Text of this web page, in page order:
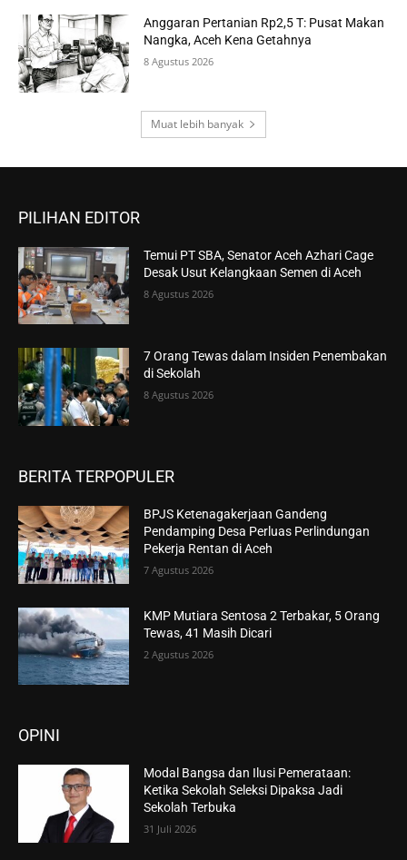
Anggaran Pertanian Rp2,5 T: Pusat Makan
Nangka, Aceh Kena Getahnya
8 Agustus 2026
Muat lebih banyak
PILIHAN EDITOR
Temui PT SBA, Senator Aceh Azhari Cage
Desak Usut Kelangkaan Semen di Aceh
8 Agustus 2026
7 Orang Tewas dalam Insiden Penembakan
di Sekolah
8 Agustus 2026
BERITA TERPOPULER
BPJS Ketenagakerjaan Gandeng
Pendamping Desa Perluas Perlindungan
Pekerja Rentan di Aceh
7 Agustus 2026
KMP Mutiara Sentosa 2 Terbakar, 5 Orang
Tewas, 41 Masih Dicari
2 Agustus 2026
OPINI
Modal Bangsa dan Ilusi Pemerataan:
Ketika Sekolah Seleksi Dipaksa Jadi
Sekolah Terbuka
31 Juli 2026